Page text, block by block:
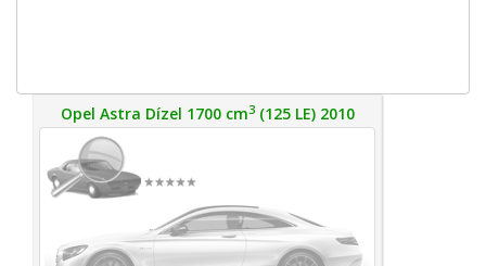
Opel Astra Dízel 1700 cm3(125 LE) 2010